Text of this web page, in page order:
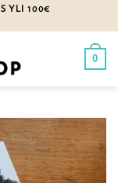
YLI 100€
0